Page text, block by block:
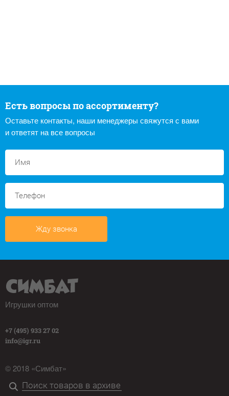
Есть вопросы по ассортименту?
Оставьте контакты, наши менеджеры свяжутся с вами
и ответят на все вопросы
Жду звонка
Игрушки оптом
+7 (495) 933 27 02
info@igr.ru
© 2018 «Симбат»